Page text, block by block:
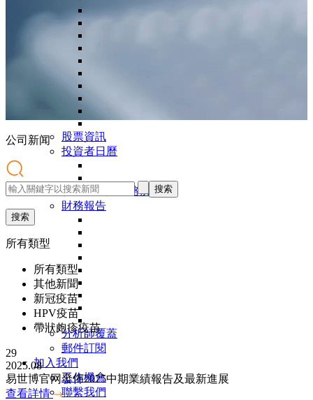
股票資訊
投資者日曆
演示文稿與網絡廣播
財務報告
分析師覆蓋
郵件訂閱
加入我們
工作機會
聯繫我們
公司 新闻
搜索
搜索
所有類型
所有類型
其他新聞
新冠疫苗
HPV疫苗
帶狀皰疹疫苗
29
2025.08
易世博官网發佈2025中期業績報告及最新進展
查看詳情